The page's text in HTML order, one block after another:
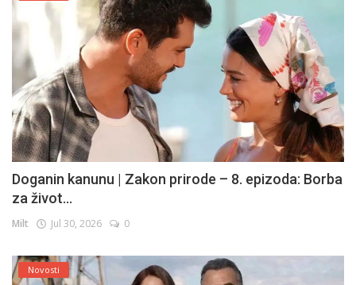
Doganin kanunu | Zakon prirode – 8. epizoda: Borba
za život...
Milt Jul 30, 2026 0
Novosti